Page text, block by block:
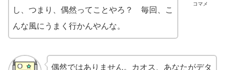
コマメ
し、つまり、偶然ってことやろ？ 毎回、こ
んな風にうまく行かんやんな。
偶然ではありません。カオス、あなたがデタ